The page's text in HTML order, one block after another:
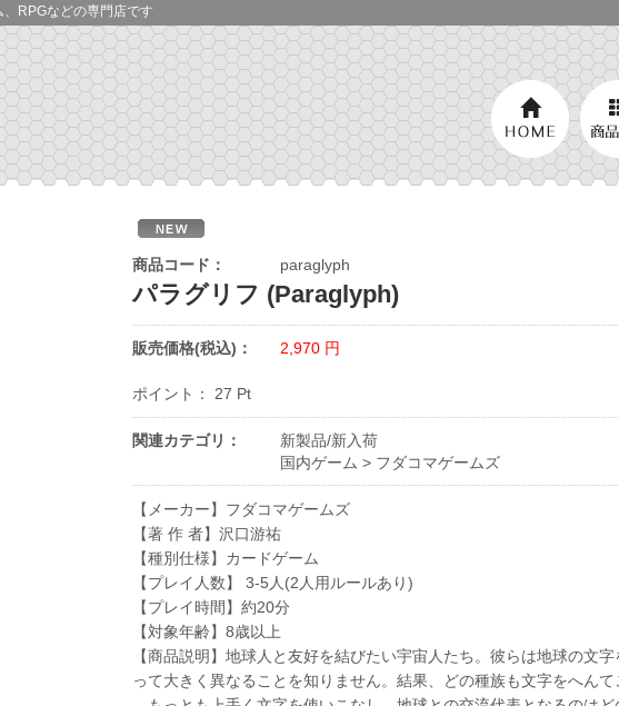
RPGなどの専門店です
商品コード： paraglyph
パラグリフ (Paraglyph)
販売価格(税込)： 2,970 円
ポイント： 27 Pt
関連カテゴリ：
新製品/新入荷
国内ゲーム > フダコマゲームズ
【メーカー】フダコマゲームズ
【著 作 者】沢口游祐
【種別仕様】カードゲーム
【プレイ人数】 3-5人(2人用ルールあり)
【プレイ時間】約20分
【対象年齢】8歳以上
【商品説明】地球人と友好を結びたい宇宙人たち。彼らは地球の文
って大きく異なることを知りません。結果、どの種族も文字をへん